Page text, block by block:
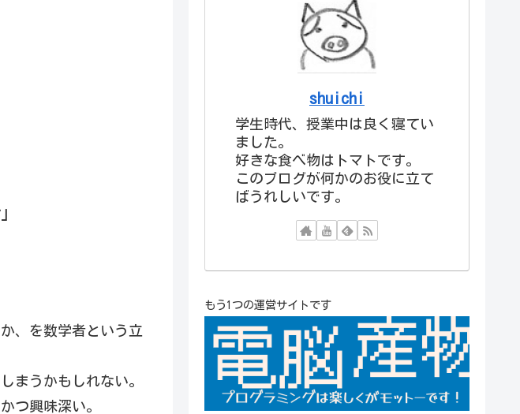
、を数学者という立
まうかもしれない。
つ興味深い。
shuichi
学生時代、授業中は良く寝てい
ました。
好きな食べ物はトマトです。
このブログが何かのお役に立て
ばうれしいです。
もう1つの運営サイトです